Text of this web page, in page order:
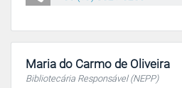
Maria do Carmo de Oliveira
Bibliotecária Responsável (NEPP)